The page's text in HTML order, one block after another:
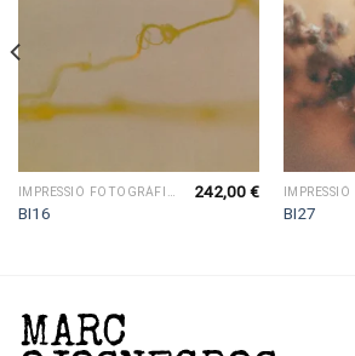
BI16
242,00€
BI27